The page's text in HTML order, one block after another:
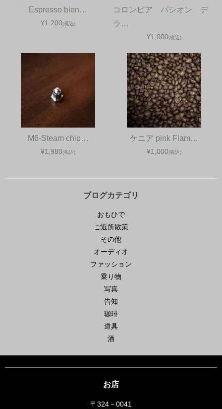
Espresso blen…
¥1,200(税込)
コロンビア パシオン デ
ラ…
¥1,000(税込)
M6-Steam chip…
¥1,980(税込)
ケニア pink Flam…
¥1,000(税込)
ブログカテゴリ
おもひで
ご近所散策
その他
オーディオ
ファッション
乗り物
写真
告知
珈琲
道具
酒
お店
〒324－0041